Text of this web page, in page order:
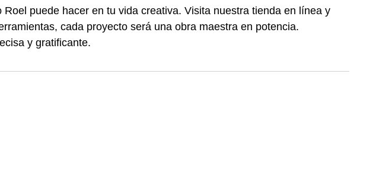
puede hacer en tu vida creativa. Visita nuestra tienda en línea y
cada proyecto será una obra maestra en potencia.
y gratificante.